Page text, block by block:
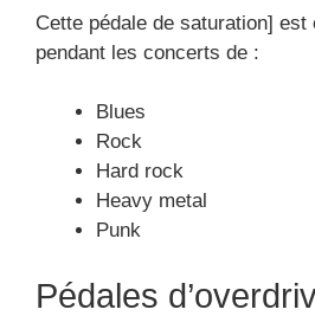
Cette pédale de saturation] est
pendant les concerts de :
Blues
Rock
Hard rock
Heavy metal
Punk
Pédales